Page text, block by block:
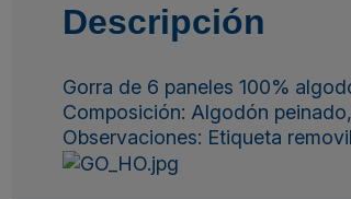
Descripción
Gorra de 6 paneles 100%
Composición: Algodón
Observaciones: Etiqueta